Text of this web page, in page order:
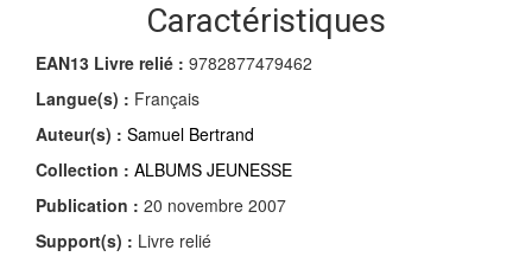
Caractéristiques
EAN13 Livre relié : 9782877479462
Langue(s) : Français
Auteur(s) : Samuel Bertrand
Collection : ALBUMS JEUNESSE
Publication : 20 novembre 2007
Support(s) : Livre relié